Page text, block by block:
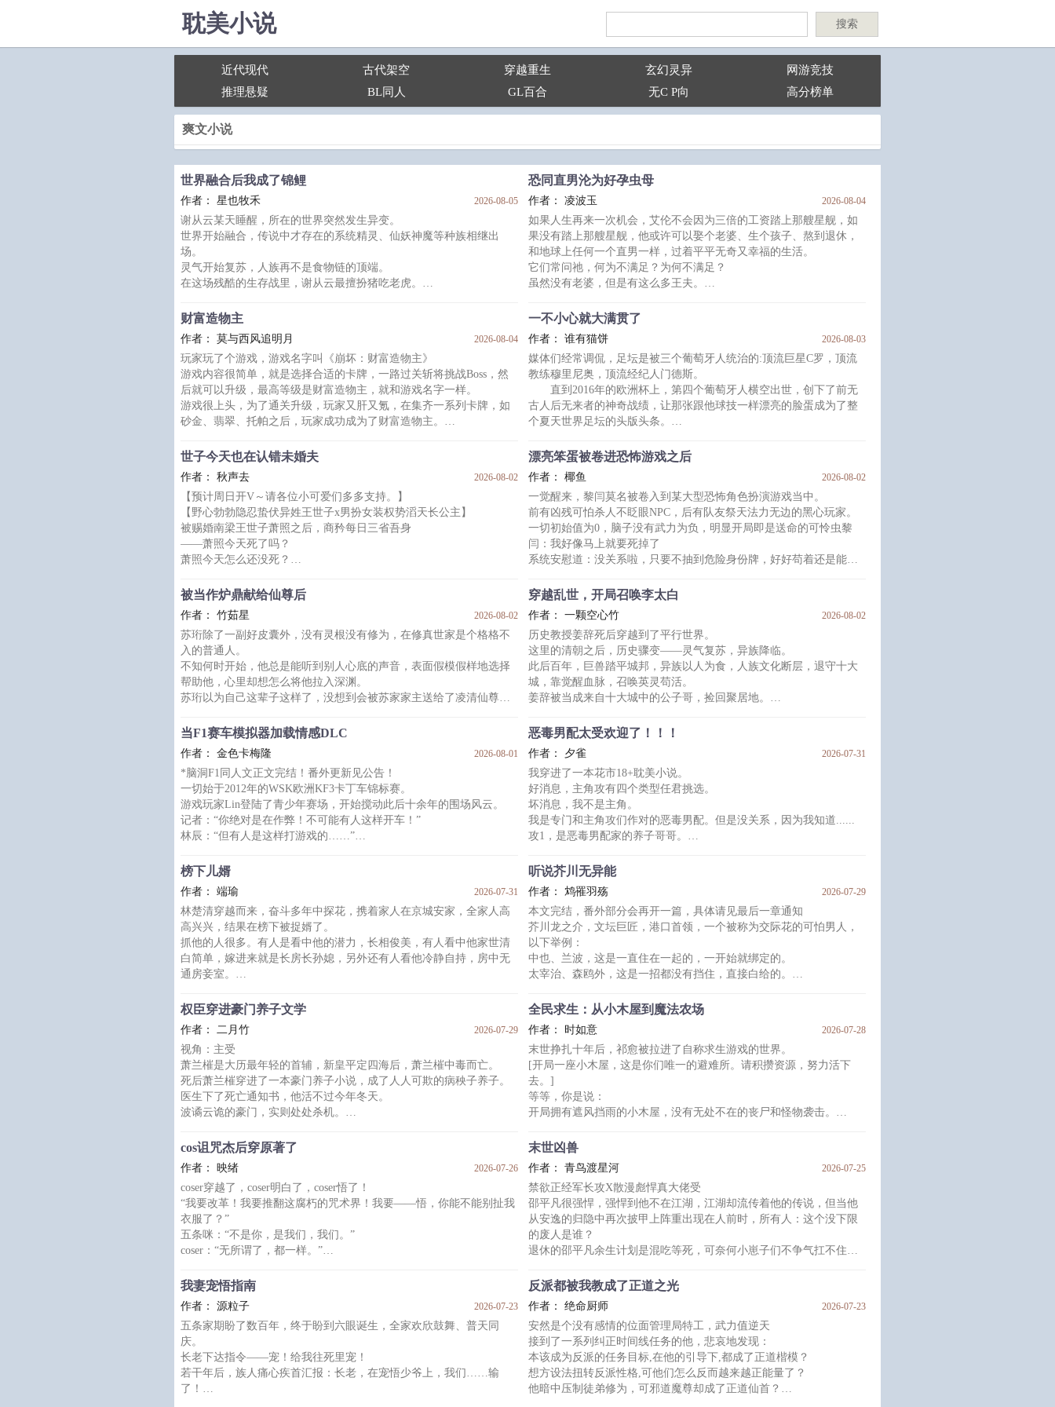
耽美小说 搜索
近代现代 古代架空 穿越重生 玄幻灵异
网游竞技
推理悬疑
BL同人 GL百合 无C P向 高分榜单
爽文小说
世界融合后我成了锦鲤
作者： 星也牧禾 2026-08-05
谢从云某天睡醒，所在的世界突然发生异变。
世界开始融合，传说中才存在的系统精灵、仙妖神魔等种族相继出
场。
灵气开始复苏，人族再不是食物链的顶端。
在这场残酷的生存战里，谢从云最擅扮猪吃老虎。
对外展示的，只有他激发的转运天赋。
天赋一：【有我在，在场的各位都是辣鸡】我总比周围最幸运那个还
要好运一点。
天赋二：【来，叔叔给你糖吃】送出去的是东西，收回来的是运气，
谁拿谁倒霉。
谢从云：无害.jpg
后来，各族都用血泪般的经历推翻了
恐同直男沦为好孕虫母
作者： 凌波玉 2026-08-04
如果人生再来一次机会，艾伦不会因为三倍的工资踏上那艘星舰，如
果没有踏上那艘星舰，他或许可以娶个老婆、生个孩子、熬到退休，
和地球上任何一个直男一样，过着平平无奇又幸福的生活。
它们常问祂，何为不满足？为何不满足？
虽然没有老婆，但是有这么多王夫。
虽然没有熬到退休，但整个宇宙都是虫母的游乐场，他想要什么都应
有尽有。
“真的是想要什么都应有尽有吗？”艾伦问它们，还有祂的孩子们，“想
要回家可以吗？”
雄虫们千思万想，灵机一动，皆有话说。
“不可
财富造物主
作者： 莫与西风追明月 2026-08-04
玩家玩了个游戏，游戏名字叫《崩坏：财富造物主》
游戏内容很简单，就是选择合适的卡牌，一路过关斩将挑战Boss，然
后就可以升级，最高等级是财富造物主，就和游戏名字一样。
游戏很上头，为了通关升级，玩家又肝又氪，在集齐一系列卡牌，如
砂金、翡翠、托帕之后，玩家成功成为了财富造物主。
和平公司]，恭喜您成为寰宇中最富有的人！】
玩家很满意。
完美结局：财富造物主达成。
就在达成完美结局之后，玩家穿进了游戏。
没人不知道那个自公司扬名
一不小心就大满贯了
作者： 谁有猫饼 2026-08-03
媒体们经常调侃，足坛是被三个葡萄牙人统治的:顶流巨星C罗，顶流
教练穆里尼奥，顶流经纪人门德斯。
直到2016年的欧洲杯上，第四个葡萄牙人横空出世，创下了前无
古人后无来者的神奇战绩，让那张跟他球技一样漂亮的脸蛋成为了整
个夏天世界足坛的头版头条。
*
记者：你对自己在24岁的年纪就实现了奖杯大满贯有什么想法
吗？
艾利克斯：谢谢你们盛装出席来到我的登基大典。
注
1.作者超级伪球迷，会蝴蝶掉22年世界杯，廷蜜介意
世子今天也在认错未婚夫
作者： 秋声去 2026-08-02
【预计周日开V～请各位小可爱们多多支持。】
【野心勃勃隐忍蛰伏异姓王世子x男扮女装权势滔天长公主】
被赐婚南梁王世子萧照之后，商矜每日三省吾身
——萧照今天死了吗？
萧照今天怎么还没死？
*
商矜身份贵重，是手握煊赫权柄的长公主，醉心弄权。
——谁想夺他权位、抢他江山，他就要谁死。
萧照才智卓绝，是野心勃勃的异姓王世子，盘踞南梁。
——谁敢阻他霸业、 拦他皇途，他就要谁死。
这样的两个人，被定宁七年冬月的一道赐婚圣旨绑在了一起——
天家许嫁清河长公主商矜，赐婚南梁王
漂亮笨蛋被卷进恐怖游戏之后
作者： 椰鱼 2026-08-02
一觉醒来，黎闫莫名被卷入到某大型恐怖角色扮演游戏当中。
前有凶残可怕杀人不眨眼NPC，后有队友祭天法力无边的黑心玩家。
一切初始值为0，脑子没有武力为负，明显开局即是送命的可怜虫黎
闫：我好像马上就要死掉了
系统安慰道：没关系啦，只要不抽到危险身份牌，好好苟着还是能活
让我们看看你的身份牌是什么——变态跟踪杀人狂？？！
黎闫：……？
看着不远处拿着电锯笑得诡异的男人，再低头看了看自己的细胳膊细
腿，黎闫脑袋上缓缓打出一个问号。
变态杀人狂？我吗？
要不要听听你在说什么。
—— —
被当作炉鼎献给仙尊后
作者： 竹茹星 2026-08-02
苏珩除了一副好皮囊外，没有灵根没有修为，在修真世家是个格格不
入的普通人。
不知何时开始，他总是能听到别人心底的声音，表面假模假样地选择
帮助他，心里却想怎么将他拉入深渊。
苏珩以为自己这辈子这样了，没想到会被苏家家主送给了凌清仙尊做
传闻凌清仙尊身处天下第一宗门，为人风光霁月，慈悲悯生，一柄斩
月剑劈出人间百年安宁。
但苏珩不信，不信世上会有这般人，他只想在宗门小心翼翼地活着。
没想到……
凌清仙尊不嫌弃苏珩没有资格修行的炉鼎身份，教导他入道，帮他洗
髓，重塑灵根……
当有人在心里想要弄死苏
穿越乱世，开局召唤李太白
作者： 一颗空心竹 2026-08-02
历史教授姜辞死后穿越到了平行世界。
这里的清朝之后，历史骤变——灵气复苏，异族降临。
此后百年，巨兽踏平城邦，异族以人为食，人族文化断层，退守十大
城，靠觉醒血脉，召唤英灵苟活。
姜辞被当成来自十大城中的公子哥，捡回聚居地。
“君不见黄河之水天上来——”
月光撕裂，白衣自虚空中踏出，醉眼朦胧，低头笑问：
“小子，你唤我？”
诗仙李白，踏剑而来。
——
后来，姜辞决意奔赴万族盟会。
万族盟会，胜者，五年免战，诸族通商；败者，战争
当F1赛车模拟器加载情感DLC
作者： 金色卡梅隆 2026-08-01
*脑洞F1同人文正文完结！番外更新见公告！
一切始于2012年的WSK欧洲KF3卡丁车锦标赛。
游戏玩家Lin登陆了青少年赛场，开始搅动此后十余年的围场风云。
记者：“你绝对是在作弊！不可能有人这样开车！”
林辰：“但有人是这样打游戏的……”
在林辰眼中，世界是一个巨大的赛车模拟器。
他不知道是该怪开游戏公司的爸，还是研究神经科学的妈，还是玩了
太多游戏的自己。
他能看到对手头顶的五星 ID和“怒气值”，能找到赛道上闪烁的“金色光
带”，也能用一盒巧克力，平复暴躁“NPC”情绪。
——虽
恶毒男配太受欢迎了！！！
作者： 夕雀 2026-07-31
我穿进了一本花市18+耽美小说。
好消息，主角攻有四个类型任君挑选。
坏消息，我不是主角。
我是专门和主角攻们作对的恶毒男配。但是没关系，因为我知道......
攻1，是恶毒男配家的养子哥哥。
嫉妒万分。
但实际上，他有重度焦虑症。
甚至......会泪失禁。
攻2，是公私分明到极度刻板的学生会长。
他是父母的骄傲，是学校里的优等生，是律己的模范。
但实际上，他是清心寡欲的反义词。
攻3，是极具亲和力的校园偶像。
但实际上
榜下儿婿
作者： 端瑜 2026-07-31
林楚清穿越而来，奋斗多年中探花，携着家人在京城安家，全家人高
高兴兴，结果在榜下被捉婿了。
抓他的人很多。有人是看中他的潜力，长相俊美，有人看中他家世清
白简单，嫁进来就是长房长孙媳，另外还有人看他冷静自持，房中无
通房妾室。
林楚清只想找一个真心喜欢的人在一起，在古代过完一辈子。
从国公贵婿到天子近臣，林楚清走了十几年。
.
萧无泱出身兰陵萧氏，荣国公府的嫡亲哥儿，身份贵重。不过传闻嚣
张跋扈，名声稀烂，母亲早逝，父亲又是冷淡待之，他仅有一幼弟，
在国公府吃了不少苦头。
已到成亲的
听说芥川无异能
作者： 鸩罹羽殇 2026-07-29
本文完结，番外部分会再开一篇，具体请见最后一章通知
芥川龙之介，文坛巨匠，港口首领，一个被称为交际花的可怕男人，
以下举例：
中也、兰波，这是一直住在一起的，一开始就绑定的。
太宰治、森鸥外，这是一招都没有挡住，直接白给的。
菊池宽、志贺直哉，加上两个人的组织全体，这是潜移默化，一有机
会就加入的。
武装侦探社，这是假敌对，真帮忙的。
费奥多尔，这是真敌对，但是初心是为了芥川好的。
于是
隐退的夏目老师：给我保护好文坛之光！
港口的森先生：发际
权臣穿进豪门养子文学
作者： 二月竹 2026-07-29
视角：主受
萧兰槯是大历最年轻的首辅，新皇平定四海后，萧兰槯中毒而亡。
死后萧兰槯穿进了一本豪门养子小说，成了人人可欺的病秧子养子。
医生下了死亡通知书，他活不过今年冬天。
波谲云诡的豪门，实则处处杀机。
二少爷，阳光无邪四少爷。
通通想要置他于死地。
因为他不是文名中的“养子”，他是真少爷，二少爷才是真主角“养子”。
而另一位主角，也是学校里为了激发假少爷嫉妒心而假装靠近萧兰槯
的唯一“好友”。
……
后来，萧兰槯又遇到了一个
全民求生：从小木屋到魔法农场
作者： 时如意 2026-07-28
末世挣扎十年后，祁愈被拉进了自称求生游戏的世界。
[开局一座小木屋，这是你们唯一的避难所。请积攒资源，努力活下
去。]
等等，你是说：
开局拥有遮风挡雨的小木屋，没有无处不在的丧尸和怪物袭击。
独自生存，不存在随时捅你一刀的同类。
祁愈：！
美好到疑似被丧尸吃掉脑子之前的幻想！
他怀着虔诚感恩的心，输入ID【我爱求生游戏】
.
一开始，祁愈只是想在这个神奇的求生游戏中好好活下去。
可很快他发现——
击杀怪物有奖励！
cos诅咒杰后穿原著了
作者： 映绪 2026-07-26
coser穿越了，coser明白了，coser悟了！
“我要改革！我要推翻这腐朽的咒术界！我要——悟，你能不能别扯我
衣服了？”
五条咪：“不是你，是我们，我们。”
coser：“无所谓了，都一样。”
了。”
coser：“呃，别的先不说，你这绳子是从哪掏出来的？”
五条咪：“哦，一直备着的，我还有其它款式的，或许你喜欢粉色？”
coser：“......”
其他人：“够了！能不能不要在开战的时候说这些，明明很严肃的场合
你们非要弄成你
末世凶兽
作者： 青鸟渡星河 2026-07-25
禁欲正经军长攻X散漫彪悍真大佬受
邵平凡很强悍，强悍到他不在江湖，江湖却流传着他的传说，但当他
从安逸的归隐中再次披甲上阵重出现在人前时，所有人：这个没下限
的废人是谁？
退休的邵平凡余生计划是混吃等死，可奈何小崽子们不争气扛不住大
但这一次，他不再是孤军奋战。
（排雷：如果想看大团圆的圆满结局最后一章不用看，看到倒数第二
章 就可以。最后一章算是埋的伏笔，为下部文薛田一的故事铺垫。）
内容标签： 强强 因缘邂逅 打脸 爽文 轻松
主角:邵平凡、唐博言 ▏配角：庄离川、江旭、唐茵
我妻宠悟指南
作者： 源粒子 2026-07-23
五条家期盼了数百年，终于盼到六眼诞生，全家欢欣鼓舞、普天同
庆。
长老下达指令——宠！给我往死里宠！
若干年后，族人痛心疾首汇报：长老，在宠悟少爷上，我们……输
了！
反派都被我教成了正道之光
作者： 绝命厨师 2026-07-23
安然是个没有感情的位面管理局特工，武力值逆天
接到了一系列纠正时间线任务的他，悲哀地发现：
本该成为反派的任务目标,在他的引导下,都成了正道楷模？
想方设法扭转反派性格,可他们怎么反而越来越正能量了？
他暗中压制徒弟修为，可邪道魔尊却成了正道仙首？